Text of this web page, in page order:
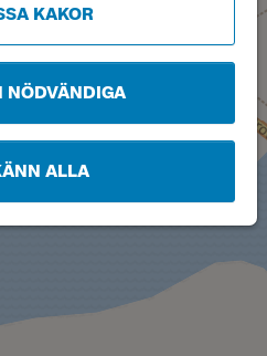
KAKOR
NÖDVÄNDIGA
ALLA